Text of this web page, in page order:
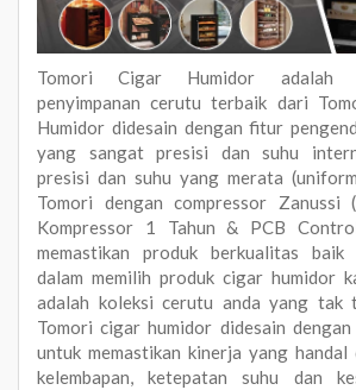
Tomori Cigar Humidor adalah
penyimpanan cerutu terbaik dari
Humidor didesain dengan fitur
yang sangat presisi dan suhu
presisi dan suhu yang merata
Tomori dengan compressor Zanussi
Kompressor 1 Tahun & PCB
memastikan produk berkualitas
dalam memilih produk cigar humidor
adalah koleksi cerutu anda yang tak
Tomori cigar humidor didesain
untuk memastikan kinerja yang handal
kelembapan, ketepatan suhu dan